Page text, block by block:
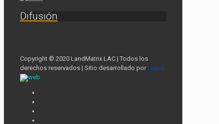
Difusión
Copyright © 2020 LandMatrix LAC | Todos los
derechos reservados | Sitio desarrollado por Urano
web